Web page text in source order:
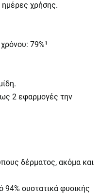
χρήσης.
79%¹
2 εφαρμογές την
δέρματος, ακόμα και
συστατικά φυσικής